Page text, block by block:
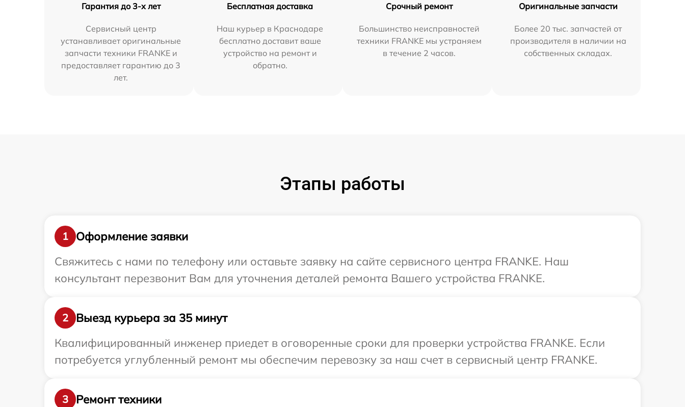
Гарантия до 3-х лет
Сервисный центр
устанавливает оригинальные
запчасти техники FRANKE и
предоставляет гарантию до 3
лет.
Бесплатная доставка
Наш курьер в Краснодаре
бесплатно доставит ваше
устройство на ремонт и
обратно.
Срочный ремонт
Большинство неисправностей
техники FRANKE мы устраняем
в течение 2 часов.
Оригинальные запчасти
Более 20 тыс. запчастей от
производителя в наличии на
собственных складах.
Этапы работы
1
Оформление заявки
Свяжитесь с нами по телефону или оставьте заявку на сайте сервисного центра FRANKE. Наш
консультант перезвонит Вам для уточнения деталей ремонта Вашего устройства FRANKE.
2
Выезд курьера за 35 минут
Квалифицированный инженер приедет в оговоренные сроки для проверки устройства FRANKE. Если
потребуется углубленный ремонт мы обеспечим перевозку за наш счет в сервисный центр FRANKE.
3
Ремонт техники